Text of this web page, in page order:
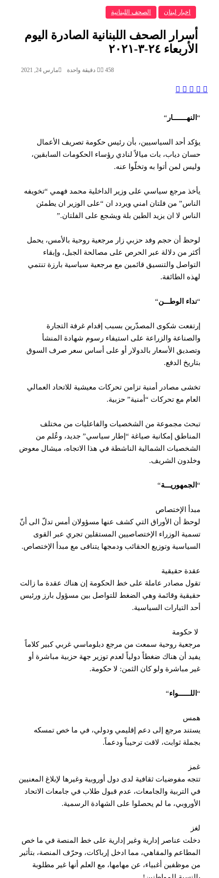
اخبار لبنان الصحف اللبنانية
أسرار الصحف اللبنانية الصادرة اليوم
الأربعاء ٢٤-٣-٢٠٢١
مارس 24, 2021 458 دقيقة واحدة
فيسبوك ‫X
لينكدإن
واتساب
“ النهـــــــار “
يؤكد أحد السياسيين، بأن رئيس حكومة تصريف الأعمال
حسان دياب، بات ميالاً لنادي رؤساء الحكومات ‏السابقين،
وليس لمن أتوا به وتخلّوا عنه‎.‎
يأخذ مرجع سياسي على وزير الداخلية محمد فهمي “تخويفه
الناس” من فلتان امني ويردد ان “على الوزير ان ‏يطمئن
الناس لا ان يزيد الطين بلة ويشجع على الفلتان‎”.‎
لوحظ أن حجم وفد حزبي زار مرجعية روحية بالأمس، يحمل
أكثر من دلالة عبر الحرص على مصالحة الجبل، ‏وإبقاء
التواصل والتنسيق قائمين مع مرجعية سياسية بارزة تنتمي
لهذه الطائفة‎.‎
“نداء الوطـــن“
إرتفعت شكوى المصدّرين بسبب إقدام غرفة التجارة
والصناعة والزراعة على استيفاء رسوم شهادة المنشأ
وتصديق الأسعار بالدولار أو على أساس سعر صرف السوق
بتاريخ الدفع.
تخشى مصادر أمنية تزامن تحركات معيشية للاتحاد العمالي
العام مع تحركات “أمنية” حزبية.
تبحث مجموعة من الشخصيات والفاعليات من مختلف
المناطق إمكانية صياغة “إطار سياسي” جديد، وعُلم من
الشخصيات الشمالية الناشطة في هذا الاتجاه، ميشال معوض
وخلدون الشريف.
“ الجمهوريـــة“
مبدأ الإختصاص
لوحظ أن الأوراق التي كشف عنها مسؤولان أمس تدلّ الى أنّ
تسمية الوزراء ‏الإختصاصيين المستقلين تجري عبر القوى
السياسية وتوزيع الحقائب ودمجها يتنافى مع ‏مبدأ الإختصاص.‏
‏عقدة حقيقية
تقول مصادر عاملة على خط الحكومة إن هناك عقدة ما زالت
حقيقية وقائمة وهي ‏الضغط للتواصل بين مسؤول بارز ورئيس
أحد التيارات السياسية.‏
‏ لا حكومة
مرجعية روحية سمعت من مرجع دبلوماسي غربي كبير كلاماً
يفيد أن هناك ضغطاً ‏دولياً لعدم توزير جهة حزبية مباشرة أو
غير مباشرة ولو كان الثمن: لا حكومة.‏
“ اللــــــواء“
همس
يستند مرجع إلى دعم إقليمي ودولي، في ما خص تمسكه
بجملة ثوابت، لاقت ترحيباً ودعماً.
غمز
تتجه مفوضيات ثقافية لدى دول أوروبية وغيرها لإبلاغ المعنيين
في التربية والجامعات، عدم قبول طلاب في جامعات الاتحاد
الأوروبي، ما لم يحصلوا على الشهادة الرسمية.
لغز
دخلت عناصر إدارية وغير إدارية على خط المنصة في ما خص
المطاعم والمقاهي، مما ادخل إرباكات، وحرّف المنصة، بتأثير
من موظفين أغبياء، عن مهامها، مع العلم أنها غير مطلوبة